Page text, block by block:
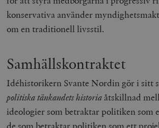
konservativa använder
om en traditionell livsstil.
Samhällskontraktet
Idéhistorikern Svante Nordin gör i sitt
politiska tänkandets historia åtskillnad
ideologier som betraktar politiken som
de som betraktar politiken som ett